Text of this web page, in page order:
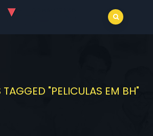
TAGGED "PELICULAS EM BH"